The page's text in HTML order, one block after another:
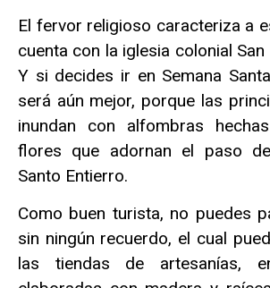
El fervor religioso caracteriza a
cuenta con la iglesia colonial
Y si decides ir en Semana
será aún mejor, porque las
inundan con alfombras
flores que adornan el paso
Santo Entierro.
Como buen turista, no puedes
sin ningún recuerdo, el cual
las tiendas de artesanías,